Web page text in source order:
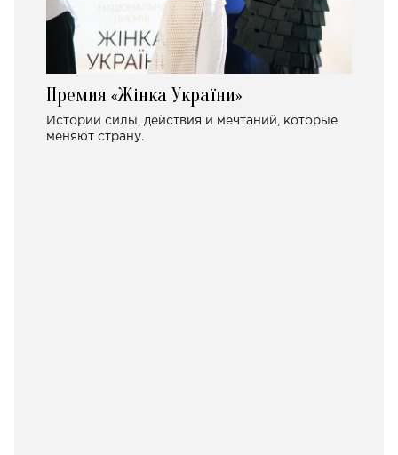
Премия «Жінка України»
Истории силы, действия и мечтаний, которые
меняют страну.